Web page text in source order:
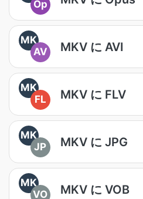
Op
MK
AV
MKV に AVI
MK
FL
MKV に FLV
MK
JP
MKV に JPG
MK
VO
MKV に VOB